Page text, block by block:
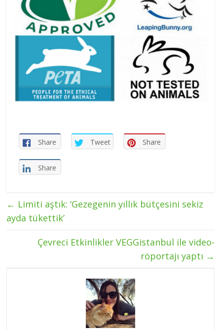
Share Tweet Share
Share
← Limiti aştık: ‘Gezegenin yıllık bütçesini sekiz
ayda tükettik’
Çevreci Etkinlikler VEGGistanbul ile video-
röportajı yaptı →